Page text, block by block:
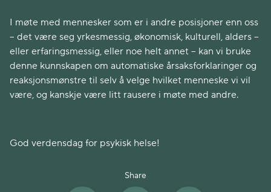
I møte med mennesker som er i andre posisjoner enn oss
– det være seg yrkesmessig, økonomisk, kulturell, alders –
eller erfaringsmessig, eller noe helt annet – kan vi bruke
denne kunnskapen om automatiske årsaksforklaringer og
reaksjonsmønstre til selv å velge hvilket menneske vi vil
være, og kanskje være litt rausere i møte med andre.
God verdensdag for psykisk helse!
Share